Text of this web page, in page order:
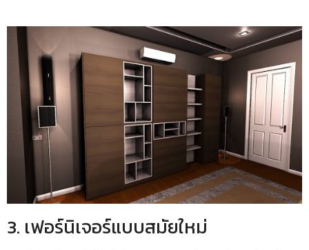
3. เฟอร์นิเจอร์แบบสมัยใหม่